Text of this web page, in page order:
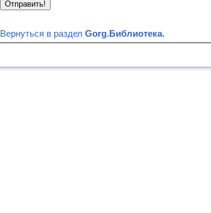
Вернуться в раздел Gorg.Библиотека.